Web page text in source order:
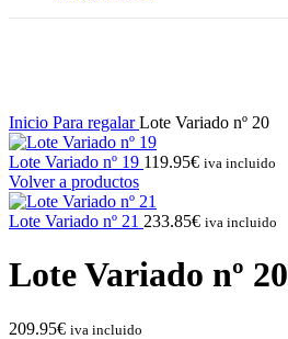
Inicio Para regalarLote Variado nº 20
Lote Variado nº 19 119.95€ iva incluido
Volver a productos
Lote Variado nº 21 233.85€ iva incluido
Lote Variado nº 20
209.95€ iva incluido